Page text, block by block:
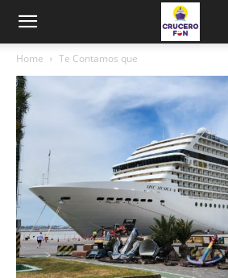
Home Te Contamos que